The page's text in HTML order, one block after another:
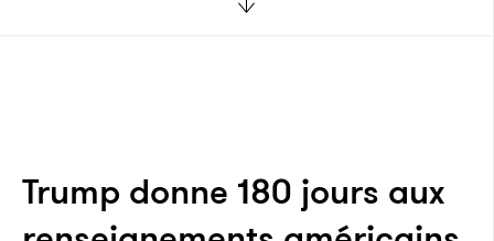
Trump donne 180 jours aux